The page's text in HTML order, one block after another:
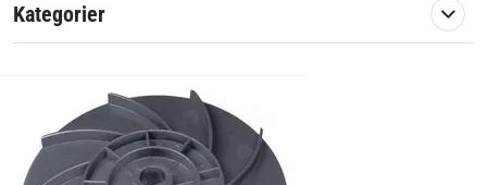
Originalreservdel från Husqvarna Group.
Passar märke:
Husqvarna, Gardena
Kategorier